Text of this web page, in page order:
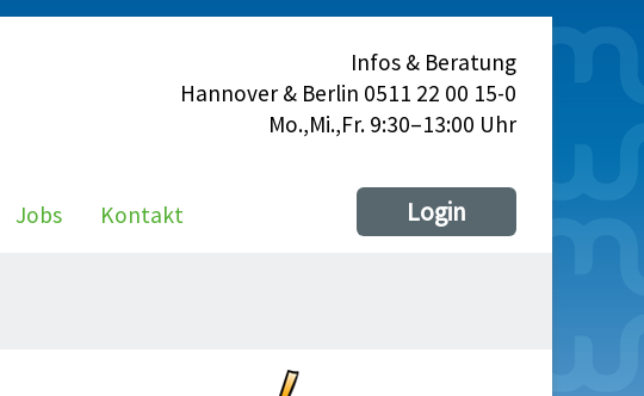
Infos & Beratung
Hannover & Berlin 0511 22 00 15-0
Mo.,Mi.,Fr. 9:30–13:00 Uhr
Jobs Kontakt Login